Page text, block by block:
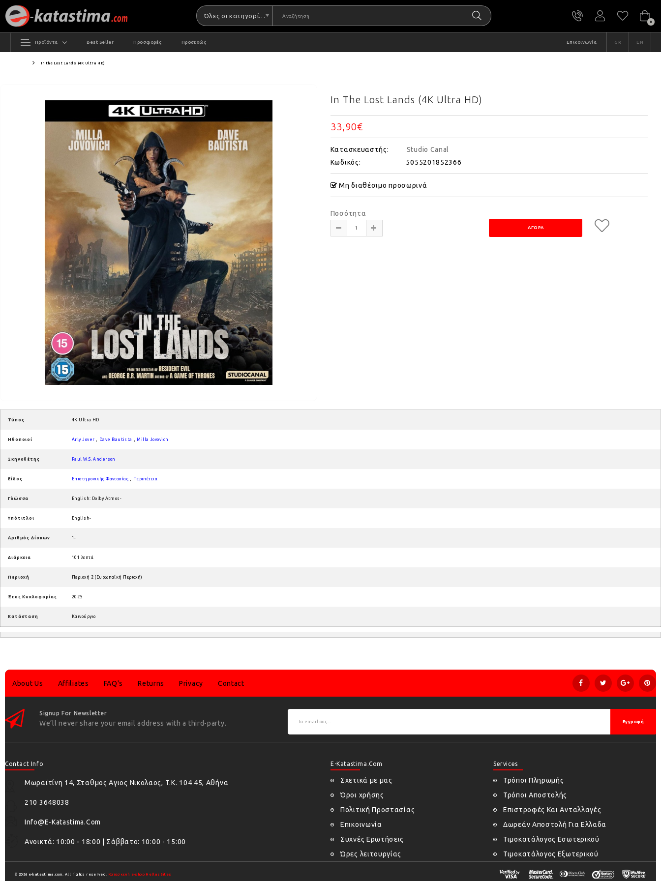
Όλες οι κατηγορίες
0
Προϊόντα Best Seller Προσφορές Προσεχώς Επικοινωνία GR EN
In the Lost Lands (4K Ultra HD)
In The Lost Lands (4K Ultra HD)
33,90€
Κατασκευαστής:
Studio Canal
Κωδικός:
5055201852366
Μη διαθέσιμο προσωρινά
Ποσότητα
Τύπος 4K Ultra HD
Ηθοποιοί Arly Jover , Dave Bautista , Milla Jovovich
Σκηνοθέτης Paul W.S. Anderson
Είδος Επιστημονικής Φαντασίας , Περιπέτεια
Γλώσσα English: Dolby Atmos-
Υπότιτλοι English-
Αριθμός Δίσκων 1-
Διάρκεια 101 λεπτά
Περιοχή Περιοχή 2 (Ευρωπαϊκή Περιοχή)
Έτος Κυκλοφορίας 2025
Κατάσταση Καινούργιο
About Us Affiliates FAQ's Returns Privacy Contact
Signup For Newsletter
We’ll never share your email address with a third-party. Εγγραφή
Contact Info
Μωραϊτίνη 14, Σταθμος Αγιος Νικολαος, T.K. 104 45, Αθήνα
210 3648038
Info@e-Katastima.com
Ανοικτά: 10:00 - 18:00 | Σάββατο: 10:00 - 15:00
E-Katastima.com
Σχετικά με μας
Όροι χρήσης
Πολιτική Προστασίας
Επικοινωνία
Συχνές Ερωτήσεις
Ώρες λειτουργίας
Services
Τρόποι Πληρωμής
Τρόποι Αποστολής
Επιστροφές Και Ανταλλαγές
Δωρεάν Αποστολή Για Ελλαδα
Τιμοκατάλογος Εσωτερικού
Τιμοκατάλογος Εξωτερικού
© 2026 e-katastima.com. All rights reserved. Κατασκευή e-shop HellasSites